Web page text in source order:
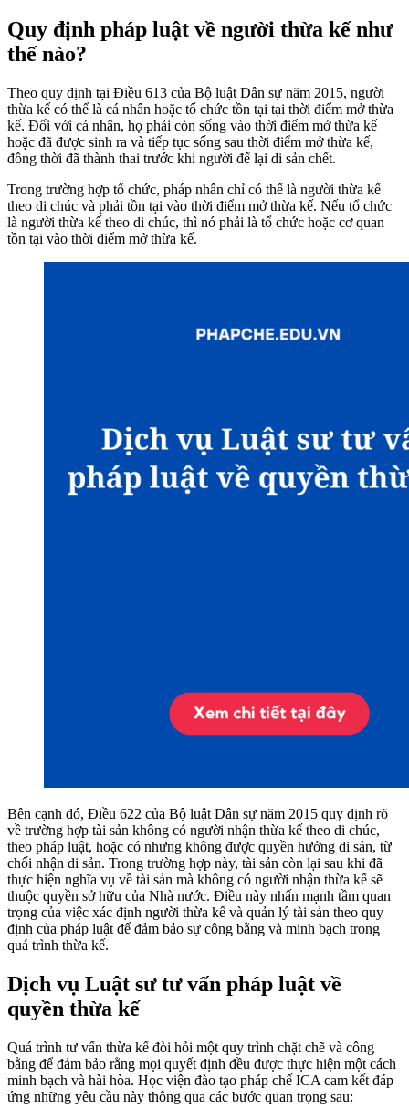
Quy định pháp luật về người thừa kế như
thế nào?
Theo quy định tại Điều 613 của Bộ luật Dân sự năm 2015, người
thừa kế có thể là cá nhân hoặc tổ chức tồn tại tại thời điểm mở thừa
kế. Đối với cá nhân, họ phải còn sống vào thời điểm mở thừa kế
hoặc đã được sinh ra và tiếp tục sống sau thời điểm mở thừa kế,
đồng thời đã thành thai trước khi người để lại di sản chết.
Trong trường hợp tổ chức, pháp nhân chỉ có thể là người thừa kế
theo di chúc và phải tồn tại vào thời điểm mở thừa kế. Nếu tổ chức
là người thừa kế theo di chúc, thì nó phải là tổ chức hoặc cơ quan
tồn tại vào thời điểm mở thừa kế.
Bên cạnh đó, Điều 622 của Bộ luật Dân sự năm 2015 quy định rõ
về trường hợp tài sản không có người nhận thừa kế theo di chúc,
theo pháp luật, hoặc có nhưng không được quyền hưởng di sản, từ
chối nhận di sản. Trong trường hợp này, tài sản còn lại sau khi đã
thực hiện nghĩa vụ về tài sản mà không có người nhận thừa kế sẽ
thuộc quyền sở hữu của Nhà nước. Điều này nhấn mạnh tầm quan
trọng của việc xác định người thừa kế và quản lý tài sản theo quy
định của pháp luật để đảm bảo sự công bằng và minh bạch trong
quá trình thừa kế.
Dịch vụ Luật sư tư vấn pháp luật về
quyền thừa kế
Quá trình tư vấn thừa kế đòi hỏi một quy trình chặt chẽ và công
bằng để đảm bảo rằng mọi quyết định đều được thực hiện một cách
minh bạch và hài hòa. Học viện đào tạo pháp chế ICA cam kết đáp
ứng những yêu cầu này thông qua các bước quan trọng sau: